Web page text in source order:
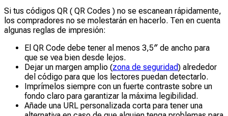
Si tus códigos QR ( QR Codes ) no se escanean rápidamente,
los compradores no se molestarán en hacerlo. Ten en cuenta
algunas reglas de impresión:
El QR Code debe tener al menos 3,5″ de ancho para
que se vea bien desde lejos.
Dejar un margen amplio (zona de seguridad) alrededor
del código para que los lectores puedan detectarlo.
Imprímelos siempre con un fuerte contraste sobre un
fondo claro para garantizar la máxima legibilidad.
Añade una URL personalizada corta para tener una